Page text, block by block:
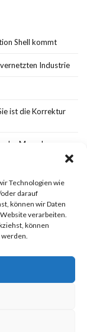
Technologien wie
darauf
können wir Daten
verarbeiten.
können
Shell kommt
Industrie
ist die Korrektur
der Mensch